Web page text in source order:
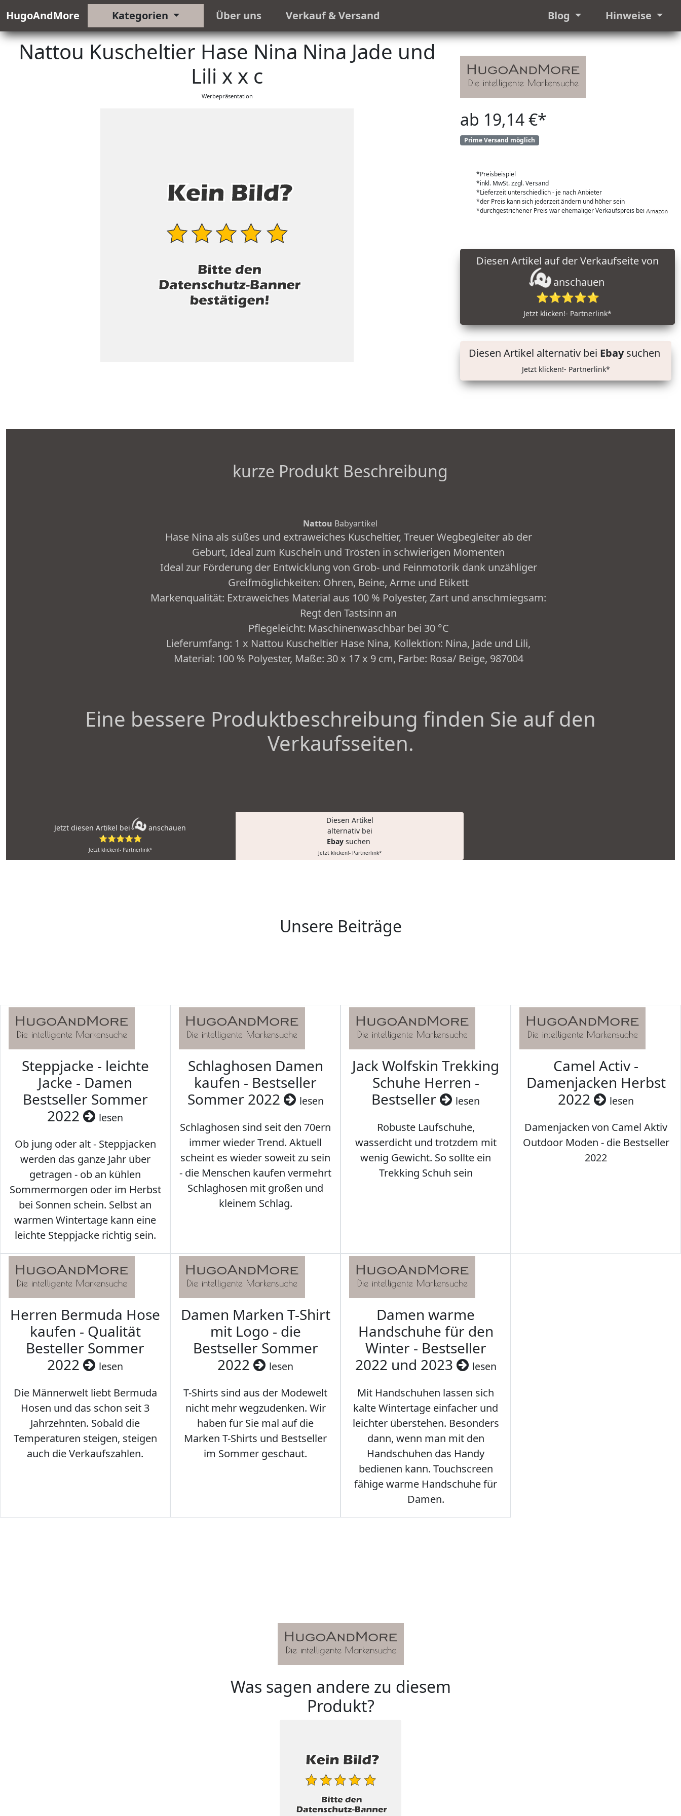
HugoAndMore Kategorien Über uns Verkauf & Versand Blog Hinweise
Nattou Kuscheltier Hase Nina Nina Jade und
Lili x x c
Werbepräsentation
ab 19,14 €*
Prime Versand möglich
*Preisbeispiel
*inkl. MwSt. zzgl. Versand
*Lieferzeit unterschiedlich - je nach Anbieter
*der Preis kann sich jederzeit ändern und höher sein
*durchgestrichener Preis war ehemaliger Verkaufspreis bei
anschauen
⭐⭐⭐⭐⭐
Jetzt klicken!- Partnerlink*
Diesen Artikel alternativ bei Ebaysuchen
Jetzt klicken!- Partnerlink*
kurze Produkt Beschreibung
Nattou Babyartikel
Hase Nina als süßes und extraweiches Kuscheltier, Treuer Wegbegleiter ab der
Geburt, Ideal zum Kuscheln und Trösten in schwierigen Momenten
Ideal zur Förderung der Entwicklung von Grob- und Feinmotorik dank unzähliger
Greifmöglichkeiten: Ohren, Beine, Arme und Etikett
Markenqualität: Extraweiches Material aus 100 % Polyester, Zart und anschmiegsam:
Regt den Tastsinn an
Pflegeleicht: Maschinenwaschbar bei 30 °C
Lieferumfang: 1 x Nattou Kuscheltier Hase Nina, Kollektion: Nina, Jade und Lili,
Material: 100 % Polyester, Maße: 30 x 17 x 9 cm, Farbe: Rosa/ Beige, 987004
Eine bessere Produktbeschreibung finden Sie auf den
Verkaufsseiten.
Jetzt diesen Artikel bei
anschauen
⭐⭐⭐⭐⭐
Jetzt klicken!- Partnerlink*
Diesen Artikel
alternativ bei
Ebay suchen
Jetzt klicken!- Partnerlink*
Unsere Beiträge
Steppjacke - leichte
Jacke - Damen
Bestseller Sommer
2022
lesen
Ob jung oder alt - Steppjacken
werden das ganze Jahr über
getragen - ob an kühlen
Sommermorgen oder im Herbst
bei Sonnen schein. Selbst an
warmen Wintertage kann eine
leichte Steppjacke richtig sein.
Schlaghosen Damen
kaufen - Bestseller
Sommer 2022
lesen
Schlaghosen sind seit den 70ern
immer wieder Trend. Aktuell
scheint es wieder soweit zu sein
- die Menschen kaufen vermehrt
Schlaghosen mit großen und
kleinem Schlag.
Jack Wolfskin Trekking
Schuhe Herren -
Bestseller
lesen
Robuste Laufschuhe,
wasserdicht und trotzdem mit
wenig Gewicht. So sollte ein
Trekking Schuh sein
Camel Activ -
Damenjacken Herbst
2022
lesen
Damenjacken von Camel Aktiv
Outdoor Moden - die Bestseller
2022
Herren Bermuda Hose
kaufen - Qualität
Besteller Sommer
2022
lesen
Die Männerwelt liebt Bermuda
Hosen und das schon seit 3
Jahrzehnten. Sobald die
Temperaturen steigen, steigen
auch die Verkaufszahlen.
Damen Marken T-Shirt
mit Logo - die
Bestseller Sommer
2022
lesen
T-Shirts sind aus der Modewelt
nicht mehr wegzudenken. Wir
haben für Sie mal auf die
Marken T-Shirts und Bestseller
im Sommer geschaut.
Damen warme
Handschuhe für den
Winter - Bestseller
2022 und 2023
lesen
Mit Handschuhen lassen sich
kalte Wintertage einfacher und
leichter überstehen. Besonders
dann, wenn man mit den
Handschuhen das Handy
bedienen kann. Touchscreen
fähige warme Handschuhe für
Damen.
Was sagen andere zu diesem
Produkt?